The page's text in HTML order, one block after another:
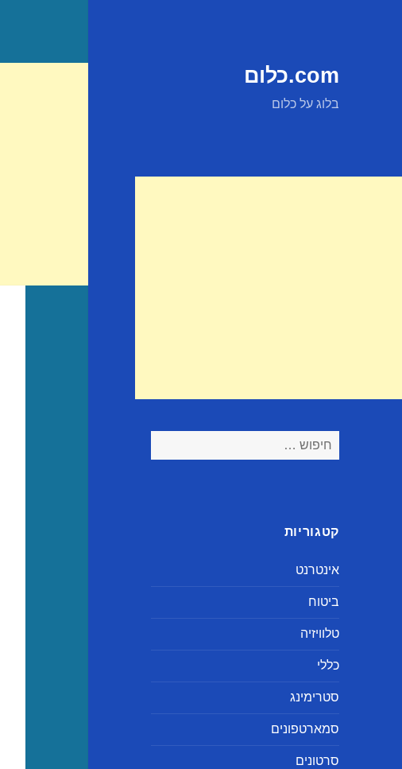
com.כלום
בלוג על כלום
חיפוש:
קטגוריות
אינטרנט
ביטוח
טלוויזיה
כללי
סטרימינג
סמארטפונים
סרטונים